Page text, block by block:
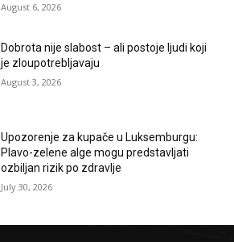
August 6, 2026
Dobrota nije slabost – ali postoje ljudi koji
je zloupotrebljavaju
August 3, 2026
Upozorenje za kupače u Luksemburgu:
Plavo-zelene alge mogu predstavljati
ozbiljan rizik po zdravlje
July 30, 2026